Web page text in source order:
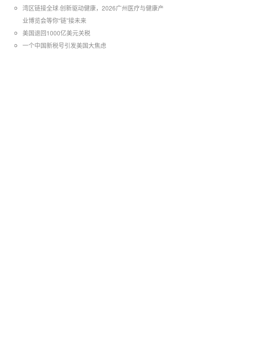
湾区链接全球·创新驱动健康，2026广州医疗与健康产
业博览会等你“链”接未来
美国退回1000亿美元关税
一个中国新税号引发美国大焦虑